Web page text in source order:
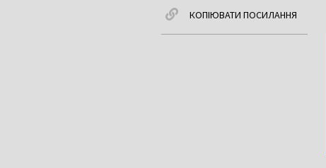
КОПІЮВАТИ ПОСИЛАННЯ